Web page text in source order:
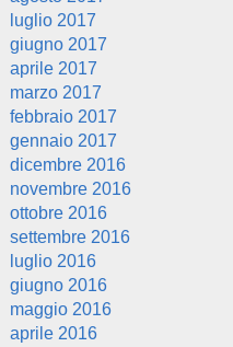
luglio 2017
giugno 2017
aprile 2017
marzo 2017
febbraio 2017
gennaio 2017
dicembre 2016
novembre 2016
ottobre 2016
settembre 2016
luglio 2016
giugno 2016
maggio 2016
aprile 2016